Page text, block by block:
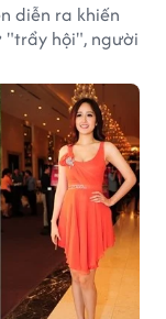
diễn ra khiến
"trẩy hội", người